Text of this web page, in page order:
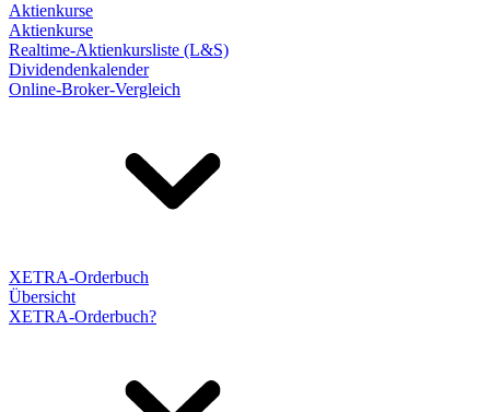
Aktienkurse
Aktienkurse
Realtime-Aktienkursliste (L&S)
Dividendenkalender
Online-Broker-Vergleich
XETRA-Orderbuch
Übersicht
XETRA-Orderbuch?